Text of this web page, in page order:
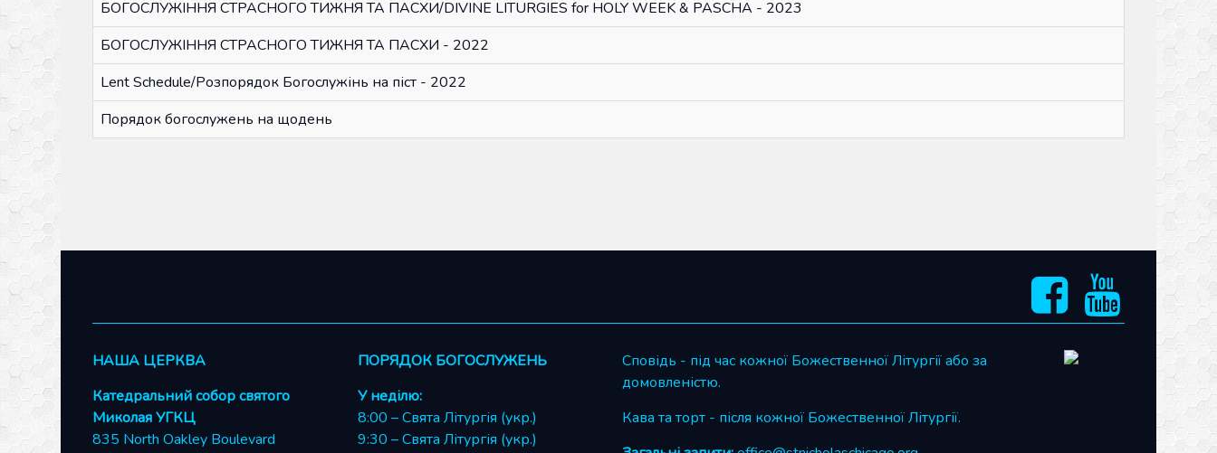
БОГОСЛУЖІННЯ СТРАСНОГО ТИЖНЯ ТА ПАСХИ/DIVINE LITURGIES for HOLY WEEK & PASCHA - 2023
БОГОСЛУЖІННЯ СТРАСНОГО ТИЖНЯ ТА ПАСХИ - 2022
Lent Schedule/Розпорядок Богослужінь на піст - 2022
Порядок богослужень на щодень
НАША ЦЕРКВА
Катедральний собор святого
Миколая УГКЦ
835 North Oakley Boulevard
ПОРЯДОК БОГОСЛУЖЕНЬ
У неділю:
8:00 – Свята Літургія (укр.)
9:30 – Свята Літургія (укр.)
Сповідь - під час кожної Божественної Літургії або за
домовленістю.
Кава та торт - після кожної Божественної Літургії.